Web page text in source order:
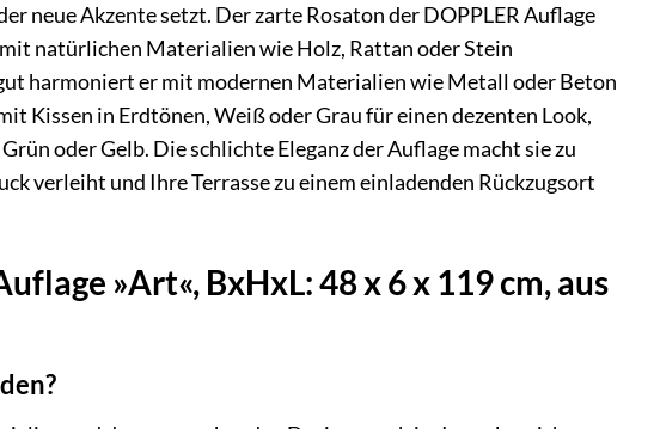
neue Akzente setzt. Der zarte Rosaton der DOPPLER Auflage
natürlichen Materialien wie Holz, Rattan oder Stein
harmoniert er mit modernen Materialien wie Metall oder Beton
Kissen in Erdtönen, Weiß oder Grau für einen dezenten Look,
oder Gelb. Die schlichte Eleganz der Auflage macht sie zu
verleiht und Ihre Terrasse zu einem einladenden Rückzugsort
»Art«, BxHxL: 48 x 6 x 119 cm, aus